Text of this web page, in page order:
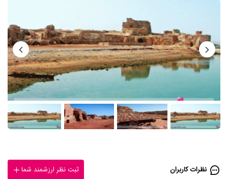
نظرات کاربران ثبت نظر ارزشمند شما